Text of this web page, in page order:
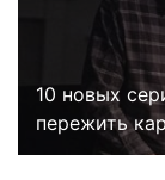
10 новых
пережить